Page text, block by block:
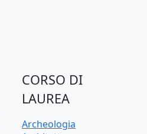
CORSO DI
LAUREA
Archeologia